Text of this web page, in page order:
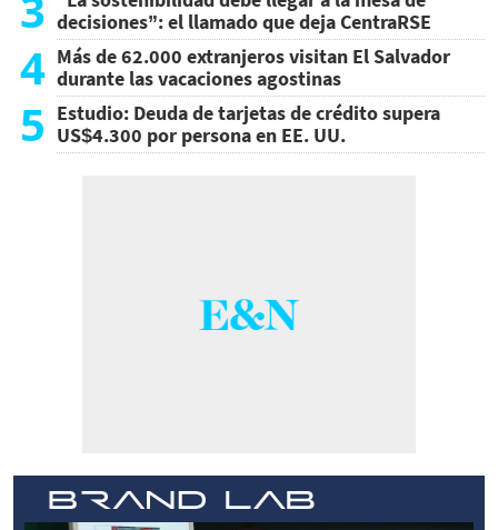
decisiones”: el llamado que deja CentraRSE
4 Más de 62.000 extranjeros visitan El Salvador
durante las vacaciones agostinas
5 Estudio: Deuda de tarjetas de crédito supera
US$4.300 por persona en EE. UU.